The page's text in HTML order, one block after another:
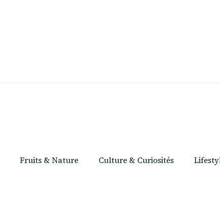
Fruits & Nature Culture & Curiosités